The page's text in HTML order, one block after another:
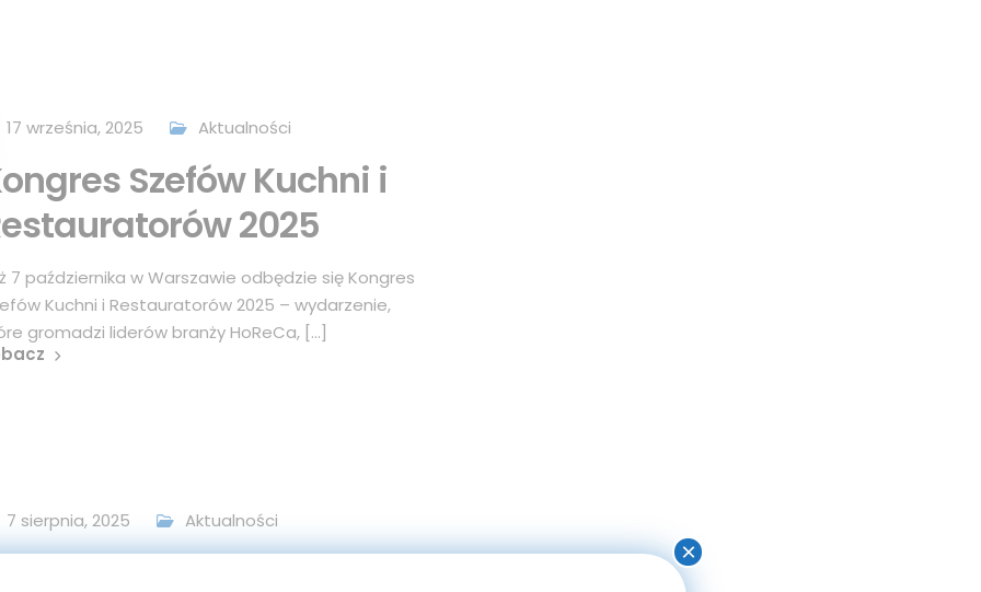
17 września, 2025 Aktualności
Szefów Kuchni i
2025
7 października w Warszawie odbędzie się Kongres
Kuchni i Restauratorów 2025 – wydarzenie,
gromadzi liderów branży HoReCa, [...]
7 sierpnia, 2025 Aktualności
×